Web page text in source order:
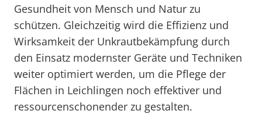
Gesundheit von Mensch und Natur zu
schützen. Gleichzeitig wird die Effizienz und
Wirksamkeit der Unkrautbekämpfung durch
den Einsatz modernster Geräte und Techniken
weiter optimiert werden, um die Pflege der
Flächen in Leichlingen noch effektiver und
ressourcenschonender zu gestalten.